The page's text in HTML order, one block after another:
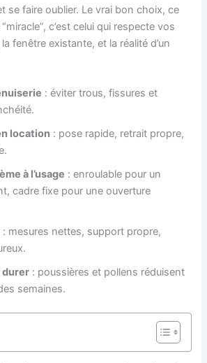
se faire oublier. Le vrai bon choix, ce
c’est celui qui respecte vos
fenêtre existante, et la réalité d’un
: éviter trous, fissures et
location : pose rapide, retrait propre,
à l’usage : enroulable pour un
cadre fixe pour une ouverture
: mesures nettes, support propre,
durer : poussières et pollens réduisent
semaines.